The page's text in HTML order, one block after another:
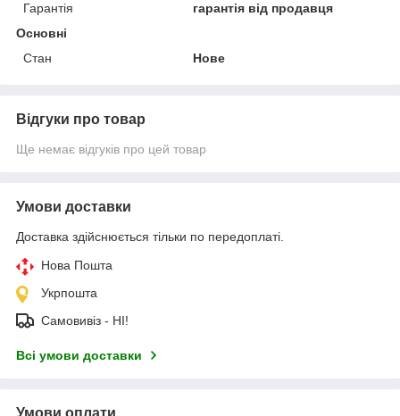
Гарантія
гарантія від продавця
Основні
Стан
Нове
Відгуки про товар
Ще немає відгуків про цей товар
Умови доставки
Доставка здійснюється тільки по передоплаті.
Нова Пошта
Укрпошта
Самовивіз - НІ!
Всі умови доставки